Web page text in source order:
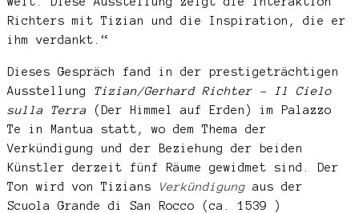
Richters mit Tizian und die Inspiration, die er
ihm verdankt.“
Dieses Gespräch fand in der prestigeträchtigen
Ausstellung Tizian/Gerhard Richter –
Il Cielo
sulla Terra (Der Himmel auf Erden) im Palazzo
Te in Mantua statt, wo dem Thema der
Verkündigung und der Beziehung der beiden
Künstler derzeit fünf Räume gewidmet sind. Der
Ton wird von Tizians
Verkündigungaus der
Scuola Grande di San Rocco (ca. 1539 )